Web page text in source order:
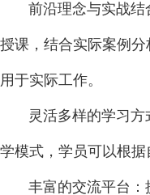
前沿理念与实战
授课，结合实际案例
用于实际工作。
灵活多样的学习
学模式，学员可以根据
丰富的交流平台